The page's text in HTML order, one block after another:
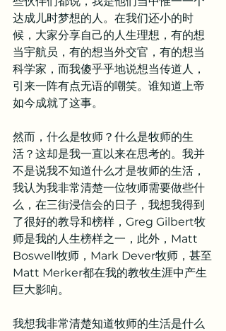
达成儿时梦想的人。在我们还小的时
候，大家分享自己的人生理想，有的想
当宇航员，有的想当外交官，有的想当
科学家，而我傻乎乎地说想当传道人，
引来一阵有点无语的嘲笑。谁知道上帝
如今成就了这事。
然而，什么是牧师？什么是牧师的生
活？这却是我一直以来在思考的。我并
不是说我不知道什么才是牧师的生活，
我认为我非常清楚一位牧师需要做些什
么，在三街浸信会的日子，我想我得到
了很好的教导和榜样，Greg Gilbert牧
师是我的人生榜样之一，此外，Matt
Boswell牧师，Mark Dever牧师，甚至
Matt Merker都在我的教牧生涯中产生
巨大影响。
我想我非常清楚知道牧师的生活是什么